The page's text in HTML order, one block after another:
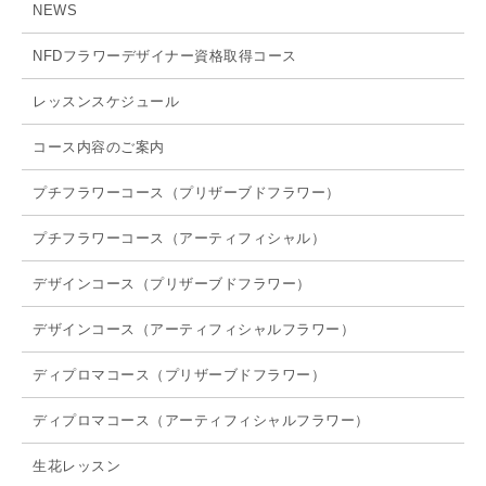
NEWS
NFDフラワーデザイナー資格取得コース
レッスンスケジュール
コース内容のご案内
プチフラワーコース（プリザーブドフラワー）
プチフラワーコース（アーティフィシャル）
デザインコース（プリザーブドフラワー）
デザインコース（アーティフィシャルフラワー）
ディプロマコース（プリザーブドフラワー）
ディプロマコース（アーティフィシャルフラワー）
生花レッスン